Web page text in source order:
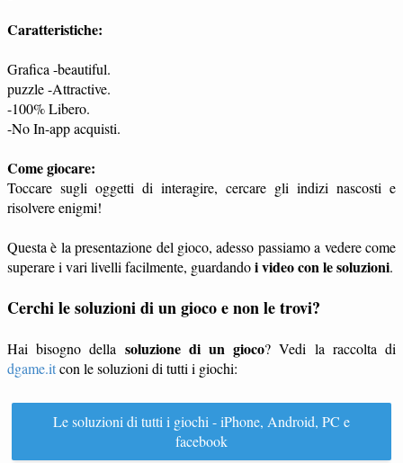
Caratteristiche:
Grafica -beautiful.
puzzle -Attractive.
-100% Libero.
-No In-app acquisti.
Come giocare:
Toccare sugli oggetti di interagire, cercare gli indizi nascosti e
risolvere enigmi!
Questa è la presentazione del gioco, adesso passiamo a vedere come
superare i vari livelli facilmente, guardandoi video con le soluzioni.
Cerchi le soluzioni di un gioco e non le trovi?
Hai bisogno della soluzione di un gioco? Vedi la raccolta di
dgame.itcon le soluzioni di tutti i giochi:
Le soluzioni di tutti i giochi - iPhone, Android, PC e
facebook